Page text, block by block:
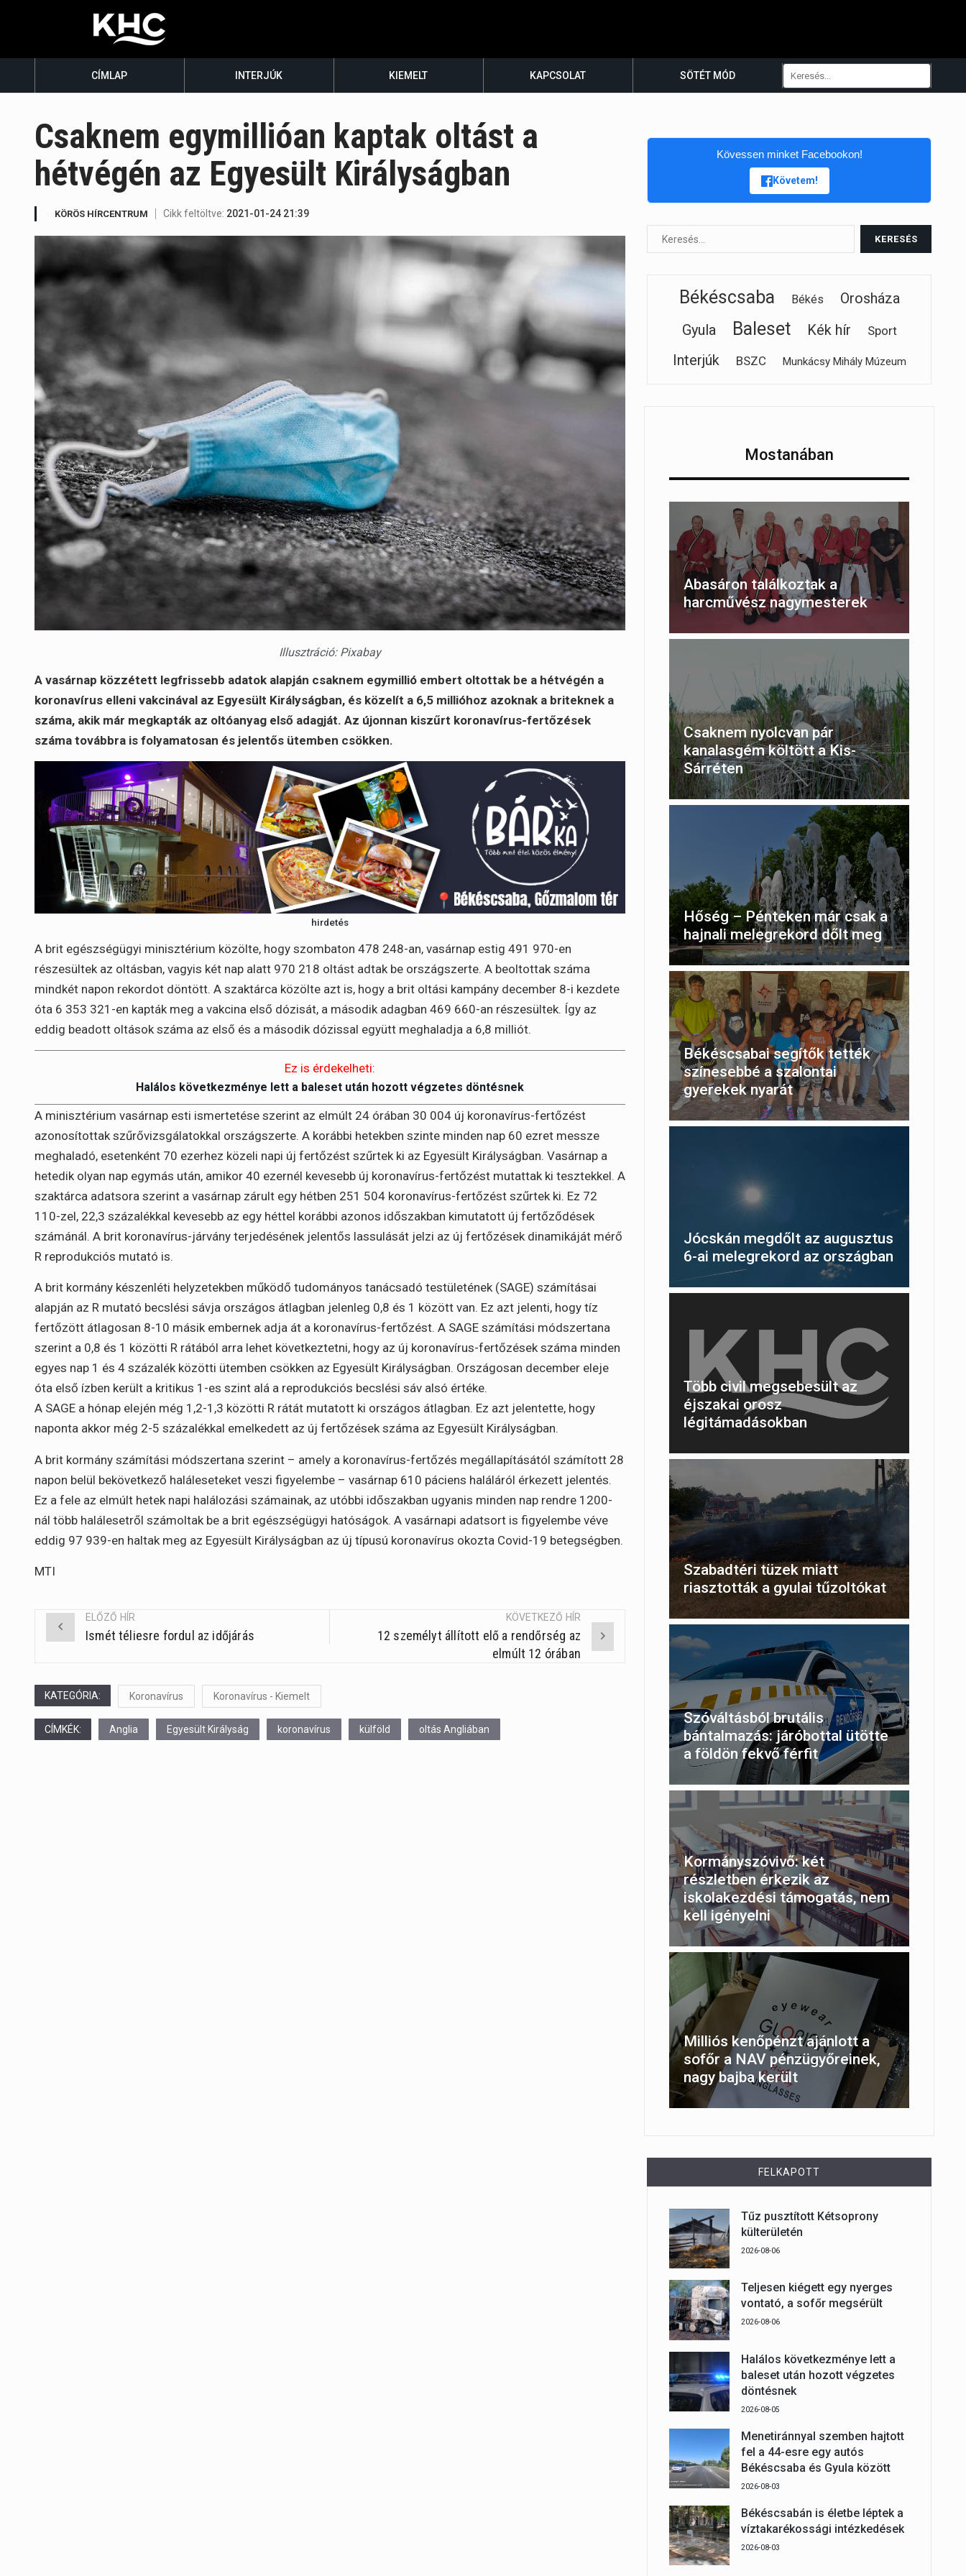
CÍMLAP INTERJÚK KIEMELT KAPCSOLAT SÖTÉT MÓD
Csaknem egymillióan kaptak oltást a
hétvégén az Egyesült Királyságban
KÖRÖS HÍRCENTRUM Cikk feltöltve: 2021-01-24 21:39
Illusztráció: Pixabay
A vasárnap közzétett legfrissebb adatok alapján csaknem egymillió embert oltottak be a hétvégén a
koronavírus elleni vakcinával az Egyesült Királyságban, és közelít a 6,5 millióhoz azoknak a briteknek a
száma, akik már megkapták az oltóanyag első adagját. Az újonnan kiszűrt koronavírus-fertőzések
száma továbbra is folyamatosan és jelentős ütemben csökken.
hirdetés
A brit egészségügyi minisztérium közölte, hogy szombaton 478 248-an, vasárnap estig 491 970-en
részesültek az oltásban, vagyis két nap alatt 970 218 oltást adtak be országszerte. A beoltottak száma
mindkét napon rekordot döntött. A szaktárca közölte azt is, hogy a brit oltási kampány december 8-i kezdete
óta 6 353 321-en kapták meg a vakcina első dózisát, a második adagban 469 660-an részesültek. Így az
eddig beadott oltások száma az első és a második dózissal együtt meghaladja a 6,8 milliót.
Ez is érdekelheti:
Halálos következménye lett a baleset után hozott végzetes döntésnek
A minisztérium vasárnap esti ismertetése szerint az elmúlt 24 órában 30 004 új koronavírus-fertőzést
azonosítottak szűrővizsgálatokkal országszerte. A korábbi hetekben szinte minden nap 60 ezret messze
meghaladó, esetenként 70 ezerhez közeli napi új fertőzést szűrtek ki az Egyesült Királyságban. Vasárnap a
hetedik olyan nap egymás után, amikor 40 ezernél kevesebb új koronavírus-fertőzést mutattak ki tesztekkel. A
szaktárca adatsora szerint a vasárnap zárult egy hétben 251 504 koronavírus-fertőzést szűrtek ki. Ez 72
110-zel, 22,3 százalékkal kevesebb az egy héttel korábbi azonos időszakban kimutatott új fertőződések
számánál. A brit koronavírus-járvány terjedésének jelentős lassulását jelzi az új fertőzések dinamikáját mérő
R reprodukciós mutató is.
A brit kormány készenléti helyzetekben működő tudományos tanácsadó testületének (SAGE) számításai
alapján az R mutató becslési sávja országos átlagban jelenleg 0,8 és 1 között van. Ez azt jelenti, hogy tíz
fertőzött átlagosan 8-10 másik embernek adja át a koronavírus-fertőzést. A SAGE számítási módszertana
szerint a 0,8 és 1 közötti R rátából arra lehet következtetni, hogy az új koronavírus-fertőzések száma minden
egyes nap 1 és 4 százalék közötti ütemben csökken az Egyesült Királyságban. Országosan december eleje
óta első ízben került a kritikus 1-es szint alá a reprodukciós becslési sáv alsó értéke.
A SAGE a hónap elején még 1,2-1,3 közötti R rátát mutatott ki országos átlagban. Ez azt jelentette, hogy
naponta akkor még 2-5 százalékkal emelkedett az új fertőzések száma az Egyesült Királyságban.
A brit kormány számítási módszertana szerint – amely a koronavírus-fertőzés megállapításától számított 28
napon belül bekövetkező haláleseteket veszi figyelembe – vasárnap 610 páciens haláláról érkezett jelentés.
Ez a fele az elmúlt hetek napi halálozási számainak, az utóbbi időszakban ugyanis minden nap rendre 1200-
nál több halálesetről számoltak be a brit egészségügyi hatóságok. A vasárnapi adatsort is figyelembe véve
eddig 97 939-en haltak meg az Egyesült Királyságban az új típusú koronavírus okozta Covid-19 betegségben.
MTI
Post
ELŐZŐ HÍR
Ismét téliesre fordul az időjárás
KÖVETKEZŐ HÍR
12 személyt állított elő a rendőrség az
elmúlt 12 órában
KATEGÓRIA: Koronavírus Koronavírus - Kiemelt
CÍMKÉK: Anglia Egyesült Királyság koronavírus külföld oltás Angliában
Kövessen minket Facebookon!
Követem!
Békéscsaba Békés
Orosháza
Gyula
Baleset Kék hír Sport
Interjúk BSZC Munkácsy Mihály Múzeum
Mostanában
Abasáron találkoztak a
harcművész nagymesterek
Csaknem nyolcvan pár
kanalasgém költött a Kis-
Sárréten
Hőség – Pénteken már csak a
hajnali melegrekord dőlt meg
Békéscsabai segítők tették
színesebbé a szalontai
gyerekek nyarát
Jócskán megdőlt az augusztus
6-ai melegrekord az országban
Több civil megsebesült az
éjszakai orosz
légitámadásokban
Szabadtéri tüzek miatt
riasztották a gyulai tűzoltókat
Szóváltásból brutális
bántalmazás: járóbottal ütötte
a földön fekvő férfit
Kormányszóvivő: két
részletben érkezik az
iskolakezdési támogatás, nem
kell igényelni
Milliós kenőpénzt ajánlott a
sofőr a NAV pénzügyőreinek,
nagy bajba került
FELKAPOTT
Tűz pusztított Kétsoprony
külterületén
2026-08-06
Teljesen kiégett egy nyerges
vontató, a sofőr megsérült
2026-08-06
Halálos következménye lett a
baleset után hozott végzetes
döntésnek
2026-08-05
Menetiránnyal szemben hajtott
fel a 44-esre egy autós
Békéscsaba és Gyula között
2026-08-03
Békéscsabán is életbe léptek a
víztakarékossági intézkedések
2026-08-03